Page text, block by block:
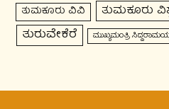
ತುಮಕೂರು ವಿವಿ ತುಮಕೂರು
ತುರುವೇಕೆರೆ ಮುಖ್ಯಮಂತ್ರಿ